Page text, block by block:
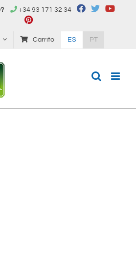
+34 93 171 32 34
Carrito ES PT